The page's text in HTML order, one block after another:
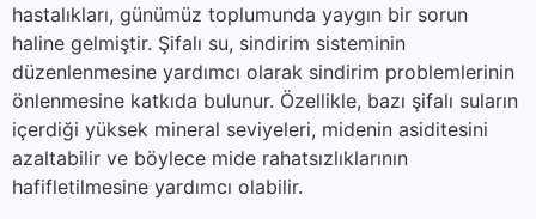
hastalıkları, günümüz toplumunda yaygın bir sorun
haline gelmiştir. Şifalı su, sindirim sisteminin
düzenlenmesine yardımcı olarak sindirim problemlerinin
önlenmesine katkıda bulunur. Özellikle, bazı şifalı suların
içerdiği yüksek mineral seviyeleri, midenin asiditesini
azaltabilir ve böylece mide rahatsızlıklarının
hafifletilmesine yardımcı olabilir.